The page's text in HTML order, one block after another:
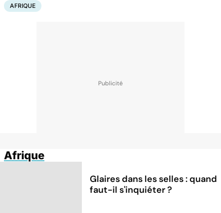
AFRIQUE
Afrique
Glaires dans les selles : quand
faut-il s'inquiéter ?